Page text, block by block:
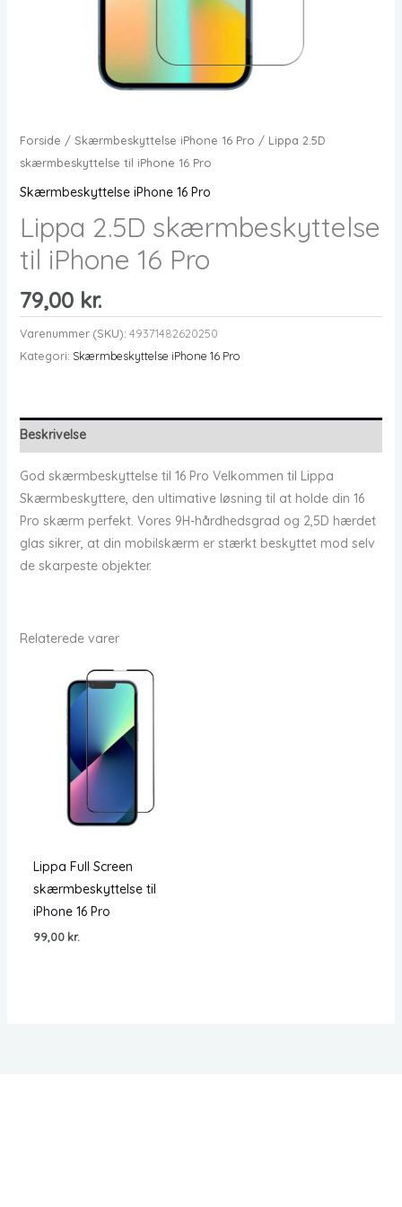
Forside / Skærmbeskyttelse iPhone 16 Pro / Lippa 2.5D
skærmbeskyttelse til iPhone 16 Pro
Skærmbeskyttelse iPhone 16 Pro
Lippa 2.5D skærmbeskyttelse
til iPhone 16 Pro
79,00 kr.
Varenummer (SKU): 49371482620250
Kategori: Skærmbeskyttelse iPhone 16 Pro
Beskrivelse
God skærmbeskyttelse til 16 Pro Velkommen til Lippa
Skærmbeskyttere, den ultimative løsning til at holde din 16
Pro skærm perfekt. Vores 9H-hårdhedsgrad og 2,5D hærdet
glas sikrer, at din mobilskærm er stærkt beskyttet mod selv
de skarpeste objekter.
Relaterede varer
Lippa Full Screen
skærmbeskyttelse til
iPhone 16 Pro
99,00 kr.